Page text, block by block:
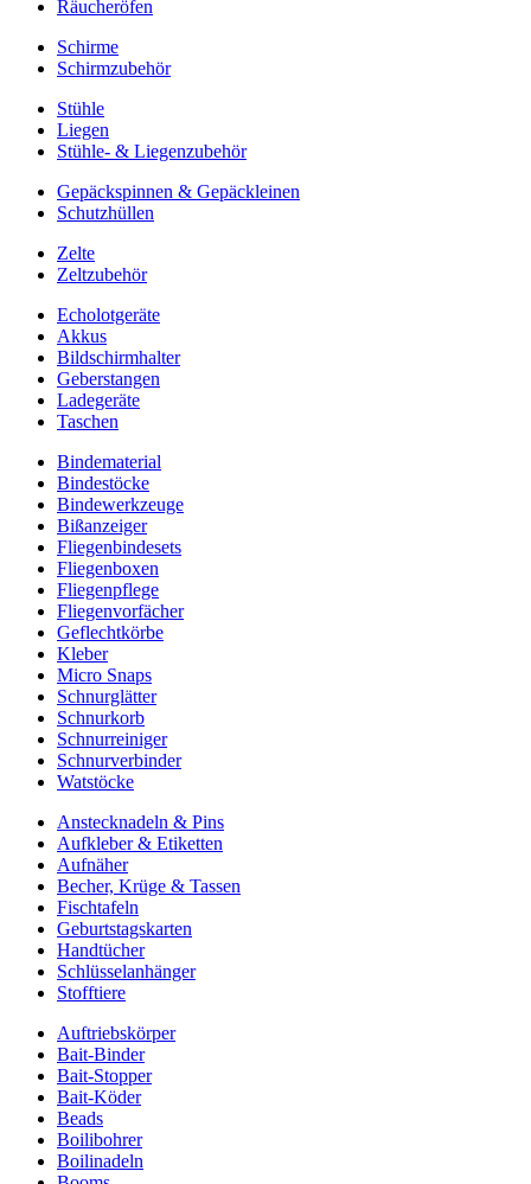
Räucheröfen
Schirme
Schirmzubehör
Stühle
Liegen
Stühle- & Liegenzubehör
Gepäckspinnen & Gepäckleinen
Schutzhüllen
Zelte
Zeltzubehör
Echolotgeräte
Akkus
Bildschirmhalter
Geberstangen
Ladegeräte
Taschen
Bindematerial
Bindestöcke
Bindewerkzeuge
Bißanzeiger
Fliegenbindesets
Fliegenboxen
Fliegenpflege
Fliegenvorfächer
Geflechtkörbe
Kleber
Micro Snaps
Schnurglätter
Schnurkorb
Schnurreiniger
Schnurverbinder
Watstöcke
Anstecknadeln & Pins
Aufkleber & Etiketten
Aufnäher
Becher, Krüge & Tassen
Fischtafeln
Geburtstagskarten
Handtücher
Schlüsselanhänger
Stofftiere
Auftriebskörper
Bait-Binder
Bait-Stopper
Bait-Köder
Beads
Boilibohrer
Boilinadeln